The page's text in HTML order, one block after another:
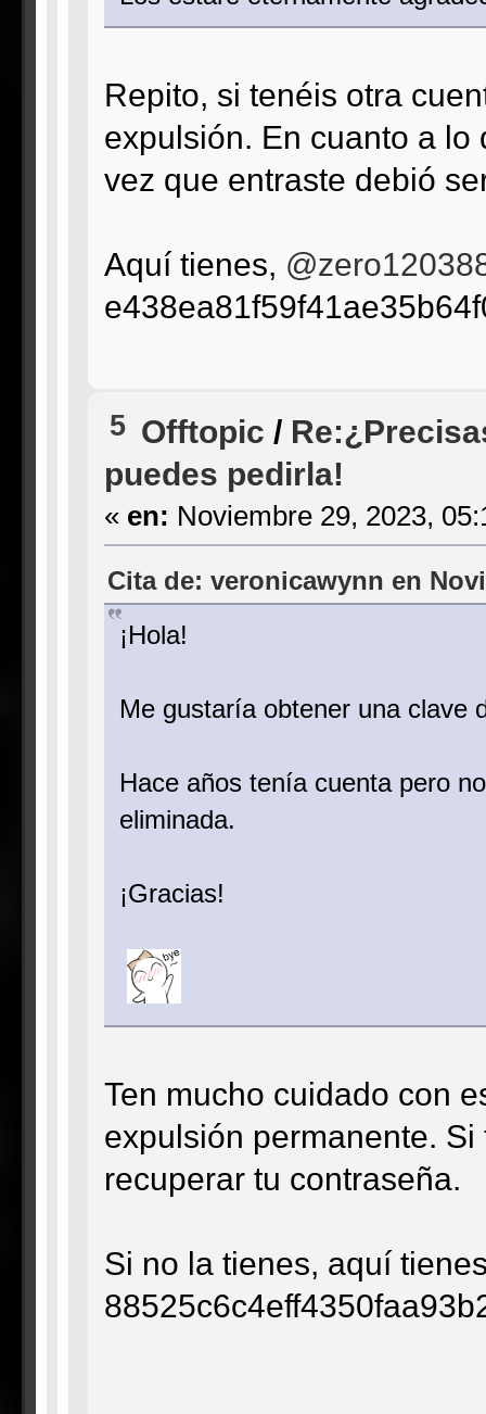
Repito, si tenéis otra
expulsión. En cuanto a
vez que entraste debió
Aquí tienes,
5 Offtopic /
puedes pedirla!
« en: Noviembre 29, 2023,
Cita de: veronicawynn en
¡Hola!
Me gustaría obtener una clave
Hace años tenía cuenta pero
eliminada.
¡Gracias!
Ten mucho cuidado con
expulsión permanente.
recuperar tu contraseña.
Si no la tienes, aquí